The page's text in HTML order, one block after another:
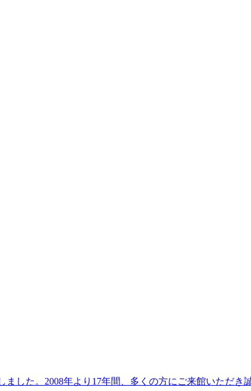
ました。2008年より17年間、多くの方にご来館いただ